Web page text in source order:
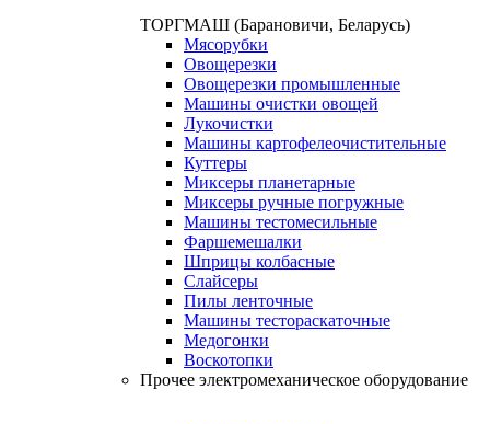
ТОРГМАШ (Барановичи, Беларусь)
Мясорубки
Овощерезки
Овощерезки промышленные
Машины очистки овощей
Лукочистки
Машины картофелеочистительные
Куттеры
Миксеры планетарные
Миксеры ручные погружные
Машины тестомесильные
Фаршемешалки
Шприцы колбасные
Слайсеры
Пилы ленточные
Машины тестораскаточные
Медогонки
Воскотопки
Прочее электромеханическое оборудование